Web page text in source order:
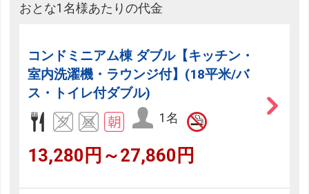
おとな1名様あたりの代金
コンドミニアム棟 ダブル【キッチン・
室内洗濯機・ラウンジ付】(18平米/バ
ス・トイレ付ダブル)
1名
13,280円～27,860円